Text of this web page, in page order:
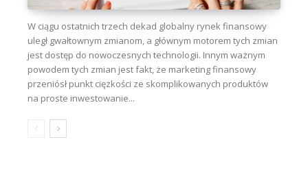
W ciągu ostatnich trzech dekad globalny rynek finansowy
uległ gwałtownym zmianom, a głównym motorem tych zmian
jest dostęp do nowoczesnych technologii. Innym ważnym
powodem tych zmian jest fakt, że marketing finansowy
przeniósł punkt ciężkości ze skomplikowanych produktów
na proste inwestowanie...